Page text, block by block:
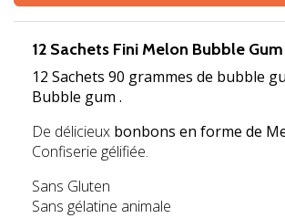
12 Sachets Fini Melon Bubble
12 Sachets 90 grammes de bubble
Bubble gum .
De délicieux bonbons en forme de
Confiserie gélifiée.
Sans Gluten
Sans gélatine animale